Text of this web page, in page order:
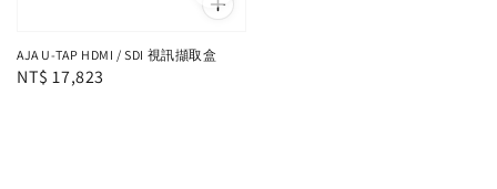
AJA U-TAP HDMI / SDI 視訊擷取盒
Regular
NT$ 17,823